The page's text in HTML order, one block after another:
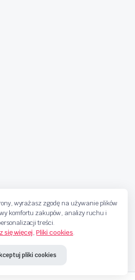
wyrażasz zgodę na używanie plików
komfortu zakupów, analizy ruchu i
treści.
się więcej,Pliki cookies.
pliki cookies